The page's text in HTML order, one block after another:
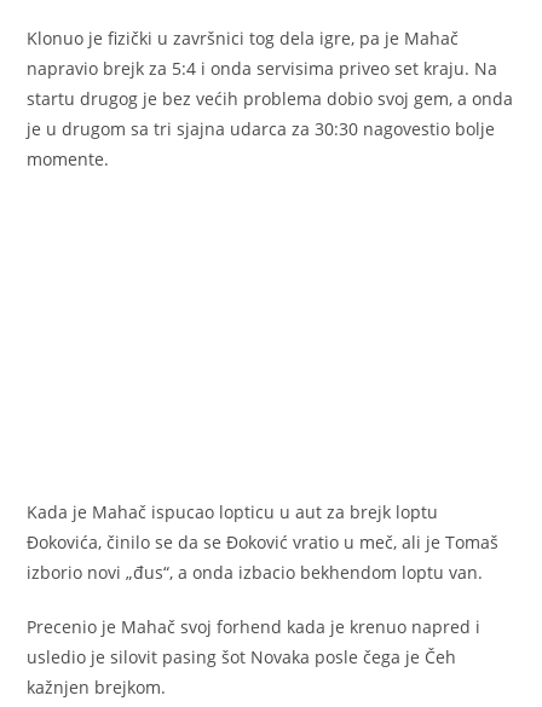
Klonuo je fizički u završnici tog dela igre, pa je Mahač
napravio brejk za 5:4 i onda servisima priveo set kraju. Na
startu drugog je bez većih problema dobio svoj gem, a onda
je u drugom sa tri sjajna udarca za 30:30 nagovestio bolje
momente.
Kada je Mahač ispucao lopticu u aut za brejk loptu
Đokovića, činilo se da se Đoković vratio u meč, ali je Tomaš
izborio novi „đus“, a onda izbacio bekhendom loptu van.
Precenio je Mahač svoj forhend kada je krenuo napred i
usledio je silovit pasing šot Novaka posle čega je Čeh
kažnjen brejkom.